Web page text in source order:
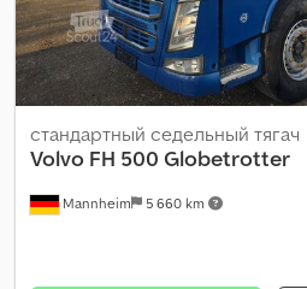
Mannheim 5 660 km
стандартный седельный тягач
Volvo FH 500 Globetrotter